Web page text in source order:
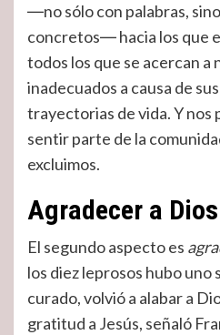
―no sólo con palabras,
concretos― hacia los que
todos los que se acercan
inadecuados a causa de
trayectorias de vida. Y nos
sentir parte de la
excluimos.
Agradecer a Dios
El segundo aspecto es
los diez leprosos hubo uno
curado, volvió a alabar a
gratitud a Jesús, señaló